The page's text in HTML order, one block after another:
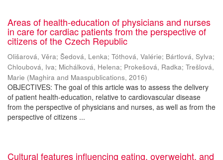
Areas of health-education of physicians and nurses
in care for cardiac patients from the perspective of
citizens of the Czech Republic
Olišarová, Věra; Šedová, Lenka; Tóthová, Valérie; Bártlová, Sylva;
Chloubová, Iva; Michálková, Helena; Prokešová, Radka; Trešlová,
Marie (Maghira and Maaspublications, 2016)
OBJECTIVES: The goal of this article was to assess the delivery
of patient health-education, relative to cardiovascular disease
from the perspective of physicians and nurses, as well as from the
perspective of citizens ...
Cultural features influencing eating, overweight, and